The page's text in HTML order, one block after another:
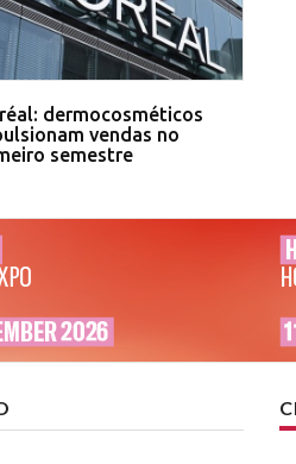
dermocosméticos
vendas no
semestre